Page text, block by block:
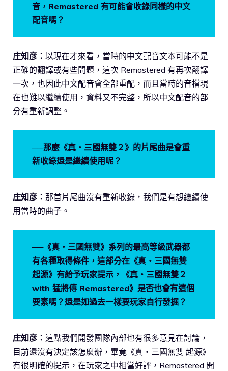
音，Remastered 有可能會收錄同樣的中文
配音嗎？
庄知彦： 以現在才來看，當時的中文配音文本可能不是
正確的翻譯或有些問題，這次 Remastered 有再次翻譯
一次，也因此中文配音會全部重配，而且當時的音檔現
在也難以繼續使用，資料又不完整，所以中文配音的部
分有重新調整。
──那麼《真・三國無雙２》的片尾曲是會重
新收錄還是繼續使用呢？
庄知彦： 那首片尾曲沒有重新收錄，我們是有想繼續使
用當時的曲子。
──《真・三國無雙》系列的最高等級武器都
有各種取得條件，這部分在《真・三國無雙
起源》有給予玩家提示，《真・三國無雙２
with 猛將傳 Remastered》是否也會有這個
要素嗎？還是如過去一樣要玩家自行發掘？
庄知彦： 這點我們開發團隊內部也有很多意見在討論，
目前還沒有決定該怎麼辦，畢竟《真・三國無雙 起源》
有很明確的提示，在玩家之中相當好評，Remastered 開